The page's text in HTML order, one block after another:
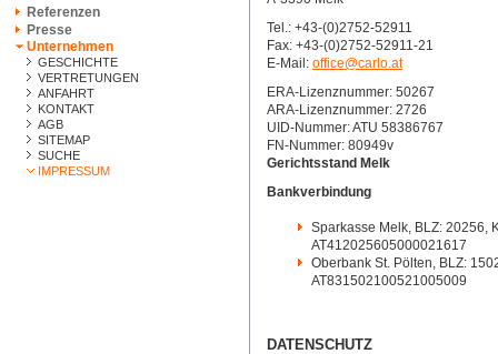
Referenzen
Presse
Unternehmen
GESCHICHTE
VERTRETUNGEN
ANFAHRT
KONTAKT
AGB
SITEMAP
SUCHE
IMPRESSUM
Tel.: +43-(0)2752-52911
Fax: +43-(0)2752-52911-21
E-Mail: office@carlo.at
ERA-Lizenznummer: 50267
ARA-Lizenznummer: 2726
UID-Nummer: ATU 58386767
FN-Nummer: 80949v
Gerichtsstand Melk
Bankverbindung
Sparkasse Melk, BLZ: 20256,
AT412025605000021617
Oberbank St. Pölten, BLZ:
AT831502100521005009
DATENSCHUTZ